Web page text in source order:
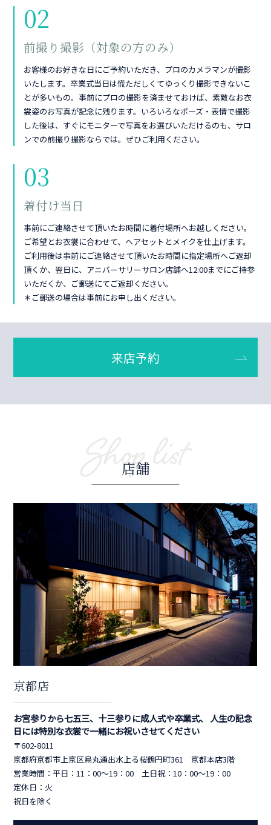
02
前撮り撮影（対象の方のみ）
お客様のお好きな日にご予約いただき、プロのカメラマンが撮影
いたします。卒業式当日は慌ただしくてゆっくり撮影できないこ
とが多いもの。事前にプロの撮影を済ませておけば、素敵なお衣
裳姿のお写真が記念に残ります。いろいろなポーズ・表情で撮影
した後は、すぐにモニターで写真をお選びいただけるのも、サロ
ンでの前撮り撮影ならでは。ぜひご利用ください。
03
着付け当日
事前にご連絡させて頂いたお時間に着付場所へお越しください。
ご希望とお衣裳に合わせて、ヘアセットとメイクを仕上げます。
ご利用後は事前にご連絡させて頂いたお時間に指定場所へご返却
頂くか、翌日に、アニバーサリーサロン店舗へ12:00までにご持参
いただくか、ご郵送にてご返却ください。
＊ご郵送の場合は事前にお申し出ください。
来店予約
Shop list
店舗
京都店
お宮参りから七五三、十三参りに成人式や卒業式、 人生の記念
日には特別な衣裳で一緒にお祝いさせてください
〒602-8011
京都府京都市上京区烏丸通出水上る桜鶴円町361 京都本店3階
営業時間：平日：11：00～19：00 土日祝：10：00～19：00
定休日：火
祝日を除く